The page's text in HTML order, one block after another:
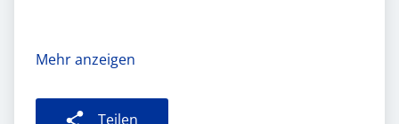
Mehr anzeigen
Teilen